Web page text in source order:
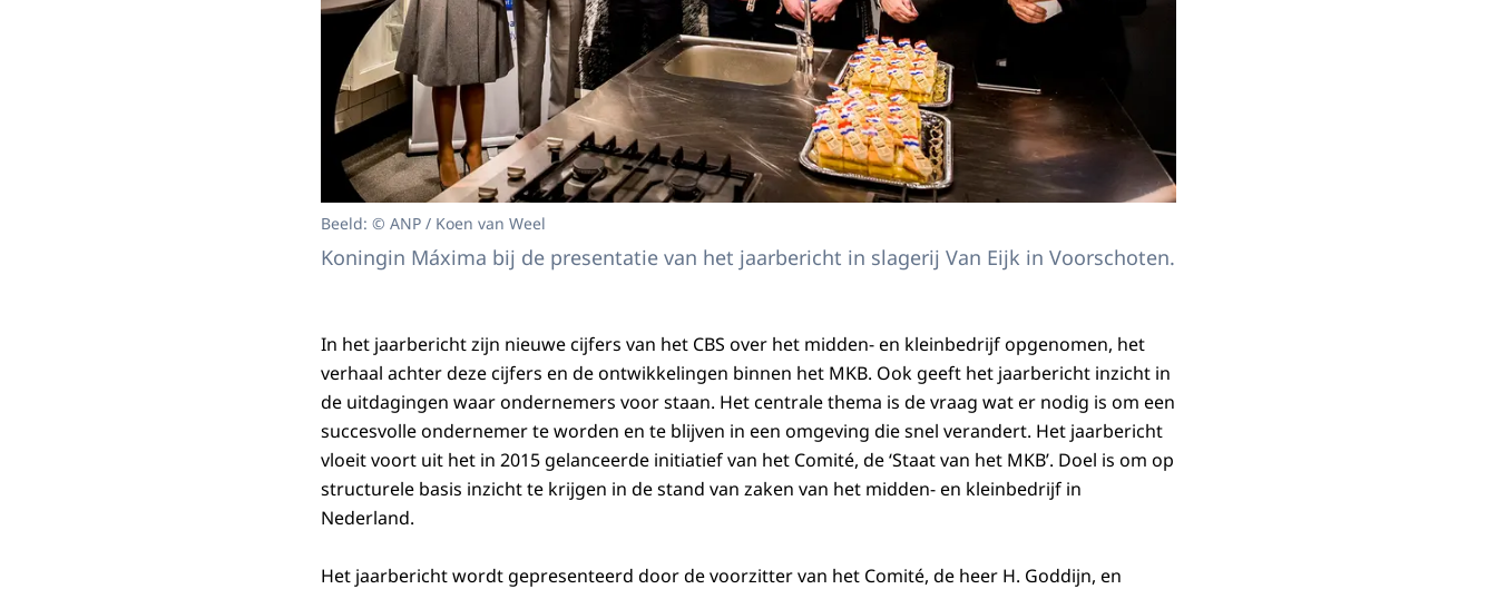
Beeld: © ANP / Koen van Weel
Koningin Máxima bij de presentatie van het jaarbericht in slagerij Van Eijk in Voorschoten.
In het jaarbericht zijn nieuwe cijfers van het CBS over het midden- en kleinbedrijf opgenomen, het
verhaal achter deze cijfers en de ontwikkelingen binnen het MKB. Ook geeft het jaarbericht inzicht in
de uitdagingen waar ondernemers voor staan. Het centrale thema is de vraag wat er nodig is om een
succesvolle ondernemer te worden en te blijven in een omgeving die snel verandert. Het jaarbericht
vloeit voort uit het in 2015 gelanceerde initiatief van het Comité, de ‘Staat van het MKB’. Doel is om op
structurele basis inzicht te krijgen in de stand van zaken van het midden- en kleinbedrijf in
Nederland.
Het jaarbericht wordt gepresenteerd door de voorzitter van het Comité, de heer H. Goddijn, en